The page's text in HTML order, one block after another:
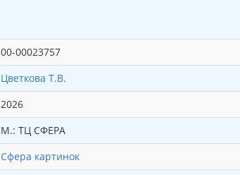
00-00023757
Цветкова Т.В.
2026
М.: ТЦ СФЕРА
Сфера картинок